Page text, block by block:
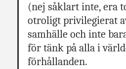
(nej såklart inte, era
otroligt privilegierat
samhälle och inte
för tänk på alla i
förhållanden.